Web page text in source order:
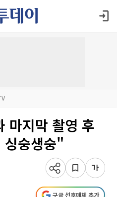
마지막 촬영 후
숭생숭"
구글 선호매체 추가